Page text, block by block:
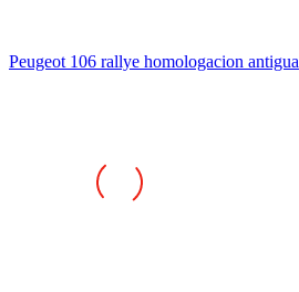
Peugeot 106 rallye homologacion antigua